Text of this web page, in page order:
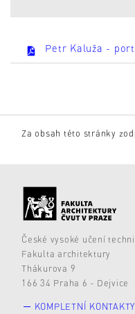
Petr Kaluža -
Za obsah této stránky
České vysoké učení
Fakulta architektury
Thákurova 9
166 34 Praha 6 - Dejvice
KOMPLETNÍ KONTAKTY